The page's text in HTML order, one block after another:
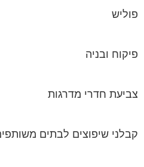
פוליש
פיקוח ובניה
צביעת חדרי מדרגות
קבלני שיפוצים לבתים משותפים